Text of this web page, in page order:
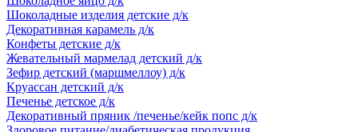
Шоколадные изделия детские д/к
Декоративная карамель д/к
Конфеты детские д/к
Жевательный мармелад детский д/к
Зефир детский (маршмеллоу) д/к
Круассан детский д/к
Печенье детское д/к
Декоративный пряник /печенье/кейк попс д/к